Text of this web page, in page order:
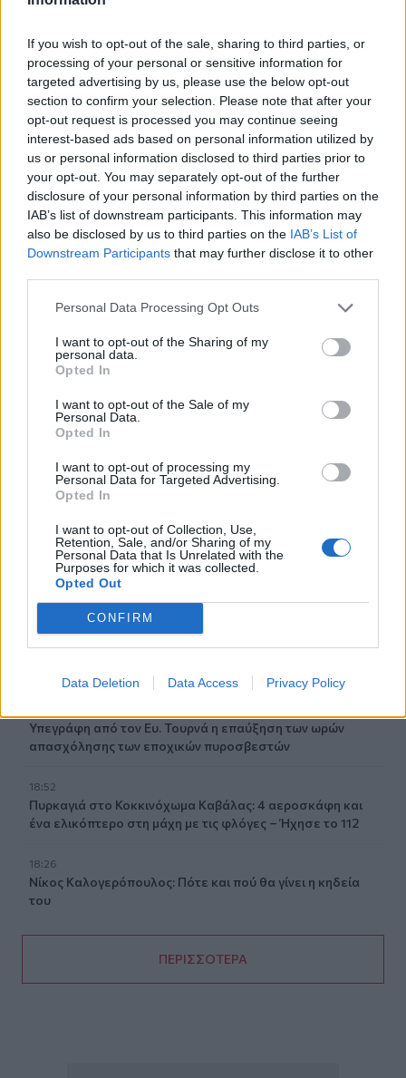
If you wish to opt-out of the sale, sharing to third parties, or
processing of your personal or sensitive information for
targeted advertising by us, please use the below opt-out
section to confirm your selection. Please note that after your
opt-out request is processed you may continue seeing
interest-based ads based on personal information utilized by
us or personal information disclosed to third parties prior to
your opt-out. You may separately opt-out of the further
disclosure of your personal information by third parties on the
IAB’s list of downstream participants. This information may
also be disclosed by us to third parties on the IAB’s List of
Downstream Participants that may further disclose it to other
Personal Data Processing Opt Outs
I want to opt-out of the Sharing of my
personal data.
Opted In
I want to opt-out of the Sale of my
Personal Data.
Opted In
I want to opt-out of processing my
Personal Data for Targeted Advertising.
Opted In
I want to opt-out of Collection, Use,
Retention, Sale, and/or Sharing of my
Personal Data that Is Unrelated with the
Purposes for which it was collected.
Opted Out
CONFIRM
Data Deletion Data Access Privacy Policy
παραλία
20:57
Η μια διάσωση μετά την άλλη στην παραλία του Ρεθύμνου
την Κυριακή - Δείτε βίντεο
Ο Τραμπ αξιώνει αποζημιώσεις από το Ιράν
20:20
282 πυρόπληκτα ζώα διασώθηκαν στη φωτιά της
20:16
για το Σούπερ Καπ
Βενιζέλειο: Έπεσε τμήμα της οροφής στο γραφείο
επιμελητών ιατρών!
19:38
Ισχυρός σεισμός στην Κολομβία: Αυξάνεται συνεχώς ο
αριθμός των νεκρών, ανάμεσά τους και παιδιά
Τελικός Super Cup: Τί απαντά ο πρόεδρος της ΕΠΣΗ Νίκος
Τζώρτζογλου στα περί "αποκλεισμού" του Συλλόγου
Αλατσατιανών
19:02
Ιωάννα Τούνη: Τα γενέθλιά της και οι ευχές του
Υπεγράφη από τον Ευ. Τουρνά η επαύξηση των ωρών
απασχόλησης των εποχικών πυροσβεστών
18:52
Πυρκαγιά στο Κοκκινόχωμα Καβάλας: 4 αεροσκάφη και
ένα ελικόπτερο στη μάχη με τις φλόγες – Ήχησε το 112
18:26
Νίκος Καλογερόπουλος: Πότε και πού θα γίνει η κηδεία
του
ΠΕΡΙΣΣΟΤΕΡΑ